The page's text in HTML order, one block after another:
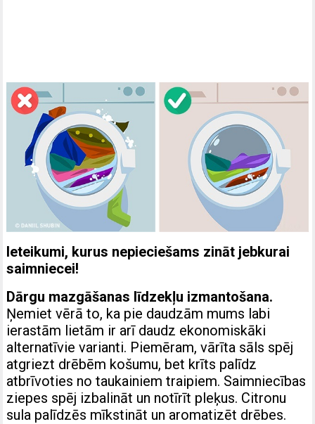
Ieteikumi, kurus nepieciešams zināt jebkurai
saimniecei!
Dārgu mazgāšanas līdzekļu izmantošana.
Ņemiet vērā to, ka pie daudzām mums labi
ierastām lietām ir arī daudz ekonomiskāki
alternatīvie varianti. Piemēram, vārīta sāls spēj
atgriezt drēbēm košumu, bet krīts palīdz
atbrīvoties no taukainiem traipiem. Saimniecības
ziepes spēj izbalināt un notīrīt pleķus. Citronu
sula palīdzēs mīkstināt un aromatizēt drēbes.